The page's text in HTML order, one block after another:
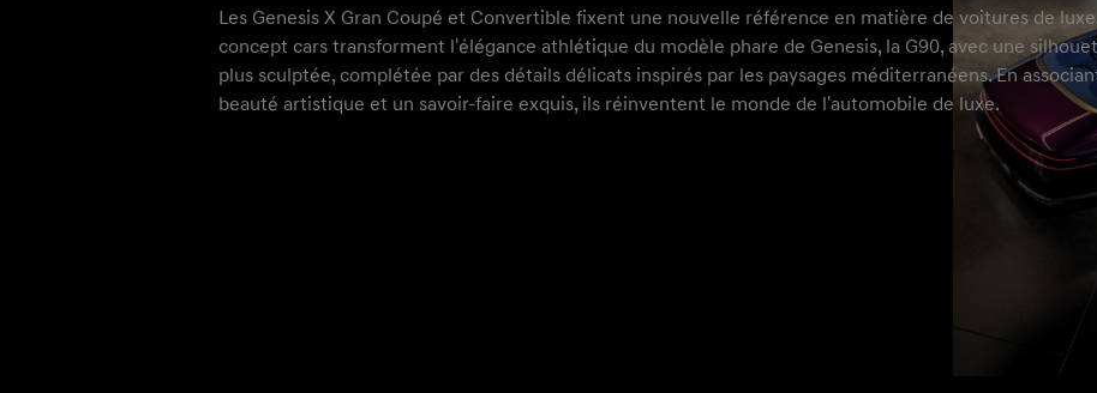
Les Genesis X Gran Coupé et Convertible fixent une nouvelle référence en matière de voitures de
concept cars transforment l'élégance athlétique du modèle phare de Genesis, la G90, avec une
plus sculptée, complétée par des détails délicats inspirés par les paysages méditerranéens. En
beauté artistique et un savoir-faire exquis, ils réinventent le monde de l'automobile de luxe.